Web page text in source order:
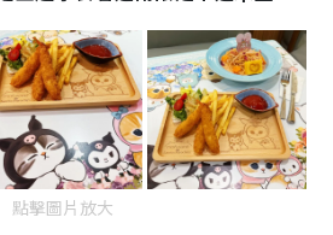
點擊圖片放大